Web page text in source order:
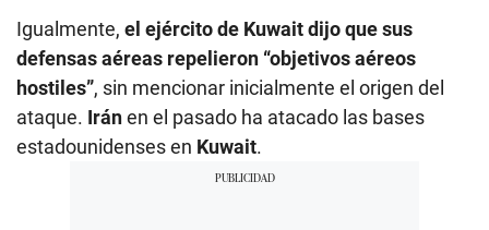
Igualmente, el ejército de Kuwait dijo que sus
defensas aéreas repelieron “objetivos aéreos
hostiles”, sin mencionar inicialmente el origen del
ataque. Iránen el pasado ha atacado las bases
estadounidenses en Kuwait.